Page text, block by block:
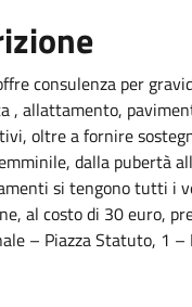
consulenza per
, allattamento,
oltre a fornire
dalla pubertà
si tengono tutti i
al costo di 30 euro,
– Piazza Statuto, 1 –